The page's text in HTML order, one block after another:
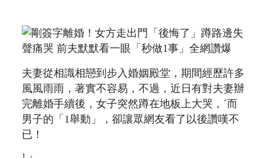
夫妻從相識相戀到步入婚姻殿堂，期間經歷許多
風風雨雨，著實不容易，不過，近日有對夫妻辦
完離婚手續後，女子突然蹲在地板上大哭，ˊ而
男子的「1舉動」，卻讓眾網友看了以後讚嘆不
已！
1